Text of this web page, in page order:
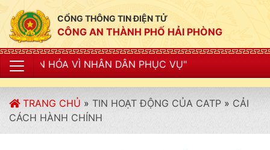
CỔNG THÔNG TIN ĐIỆN TỬ
CÔNG AN THÀNH PHỐ HẢI PHÒNG
DÂN PHỤC VỤ"
TRANG CHỦ » TIN HOẠT ĐỘNG CỦA CATP » CẢI
CÁCH HÀNH CHÍNH